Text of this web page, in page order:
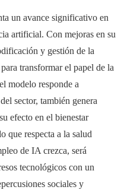
un avance significativo en
artificial. Con mejoras en su
y gestión de la
transformar el papel de la
modelo responde a
sector, también genera
efecto en el bienestar
que respecta a la salud
de IA crezca, será
tecnológicos con un
sociales y